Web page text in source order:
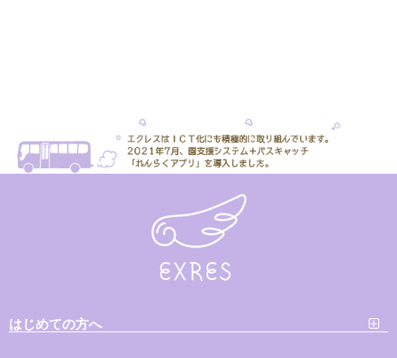
はじめての方へ